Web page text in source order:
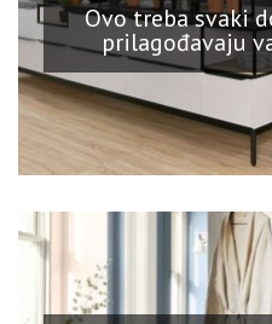
Ovo treba svaki
prilagođavaju